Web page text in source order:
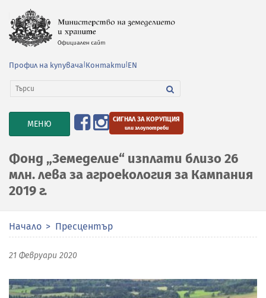
Профил на купувача Контакти EN
TOGGLE
NAVIGATION
МЕНЮ СИГНАЛ ЗА КОРУПЦИЯ
или злоупотреби
Фонд „Земеделие“ изплати близо 26
млн. лева за агроекология за Кампания
2019 г.
Начало Пресцентър
21 Февруари 2020